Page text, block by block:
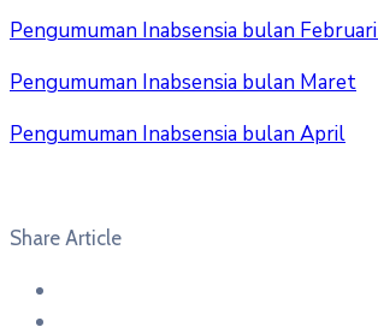
Pengumuman Inabsensia bulan Februari
Pengumuman Inabsensia bulan Maret
Pengumuman Inabsensia bulan April
Share Article